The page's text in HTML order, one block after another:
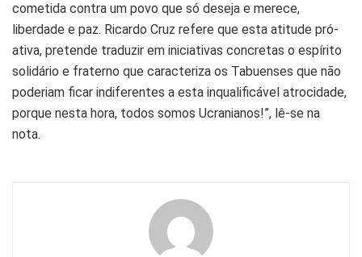
cometida contra um povo que só deseja e merece,
liberdade e paz. Ricardo Cruz refere que esta atitude pró-
ativa, pretende traduzir em iniciativas concretas o espírito
solidário e fraterno que caracteriza os Tabuenses que não
poderiam ficar indiferentes a esta inqualificável atrocidade,
porque nesta hora, todos somos Ucranianos!”, lê-se na
nota.